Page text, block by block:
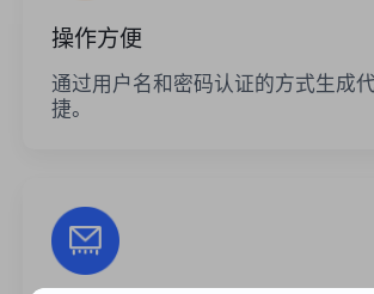
操作方便
通过用户名和密码认证的方式生成
捷。